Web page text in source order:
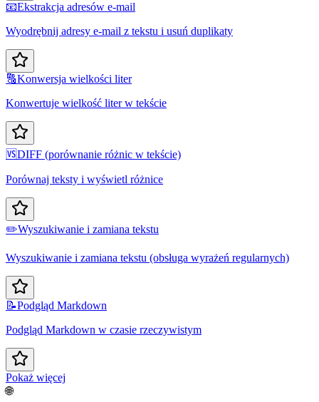
📧Ekstrakcja adresów e-mail
Wyodrębnij adresy e-mail z tekstu i usuń duplikaty
🔠Konwersja wielkości liter
Konwertuje wielkość liter w tekście
🆚DIFF (porównanie różnic w tekście)
Porównaj teksty i wyświetl różnice
✏️Wyszukiwanie i zamiana tekstu
Wyszukiwanie i zamiana tekstu (obsługa wyrażeń regularnych)
📝Podgląd Markdown
Podgląd Markdown w czasie rzeczywistym
Pokaż więcej
🌐